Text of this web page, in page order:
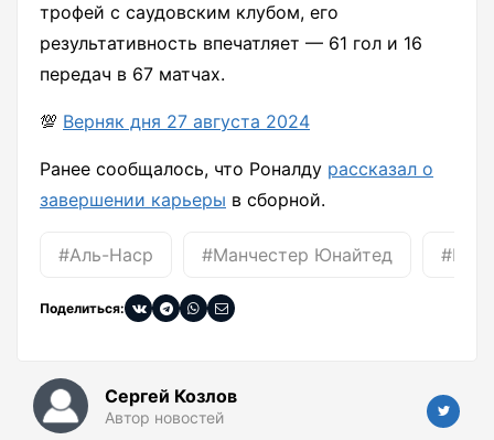
трофей с саудовским клубом, его
результативность впечатляет — 61 гол и 16
передач в 67 матчах.
💯 Верняк дня 27 августа 2024
Ранее сообщалось, что Роналду рассказал о
завершении карьеры в сборной.
#Аль-Наср #Манчестер Юнайтед
Поделиться:
Сергей Козлов
Автор новостей